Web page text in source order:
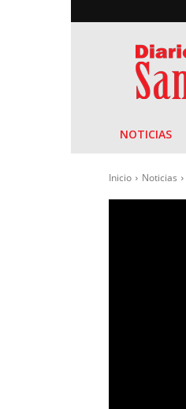
Diario
de
San
NOTICIAS
Inicio Noticias